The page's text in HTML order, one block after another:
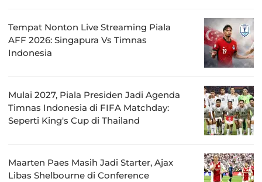
Tempat Nonton Live Streaming Piala
AFF 2026: Singapura Vs Timnas
Indonesia
Mulai 2027, Piala Presiden Jadi Agenda
Timnas Indonesia di FIFA Matchday:
Seperti King's Cup di Thailand
Maarten Paes Masih Jadi Starter, Ajax
Libas Shelbourne di Conference